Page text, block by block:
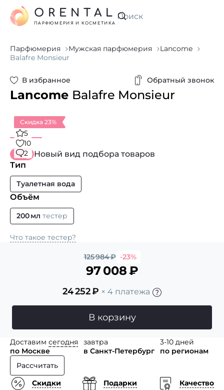
Искать
ORENTAL
ПАРФЮМЕРИЯ И КОСМЕТИКА
Парфюмерия Мужская парфюмерия
Lancome
Balafre Monsieur
В избранное Обратный звонок
Lancome Balafre Monsieur
Скидка 23%
5
10
2
Новый вид подбора товаров
Тип
Туалетная вода
Объём
200 мл тестер
Что такое тестер?
125 984₽ -23%
97 008₽
24 252₽ × 4 платежа
В корзину
Доставим сегодня
по Москве
завтра
в Санкт-Петербург
3-10 дней
по регионам
Рассчитать
Скидки
Подарки
Качество